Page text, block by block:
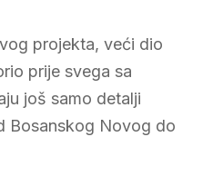
projekta, veći dio
prije svega sa
još samo detalji
Bosanskog Novog do